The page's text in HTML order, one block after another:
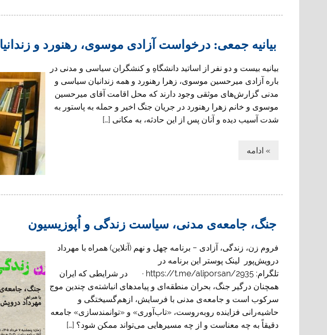
بیانیه جمعی: درخواست آزادی موسوی، رهنورد و
بیانیه بیست و دو نفر از اساتید دانشگاهِ و کنشگران سیاسی و مدنی در
باره آزادی میرحسین موسوی، زهرا رهنورد و همه زندانیان سیاسی و
مدنی گزارش‌های موثقی وجود دارند که محل اقامت آقای میر‌حسین
موسوی و خانم زهرا رهنورد در جریان جنگ اخیر و حمله به پاستور به
شدت آسیب دیده و آنان پس از این حادثه، به مکانی […]
» ادامه
جنگ، جامعه‌ی مدنی، سیاست زندگی و اُپوزیسیون
فروم زن، زندگی، آزادی − برنامه چهل و ‌نهم (آنلاین) همراه با مهرداد
درویش‌پور لینک پوستر این برنامه در
تلگرام: https://t.me/aliporsan/2935 · در شرایطی که ایران
همچنان درگیر جنگ، بحران منطقه‌ای و پیامدهای انباشته‌ی چندین موج
سرکوب است و جامعه‌ی مدنی با فرسایش، ازهم‌گسیختگی و
حاشیه‌رانی فزاینده روبه‌روست، «تاب‌آوری» و «توانمندسازی» جامعه
دقیقاً به چه معناست و از چه مسیرهایی می‌تواند ممکن شود؟ […]